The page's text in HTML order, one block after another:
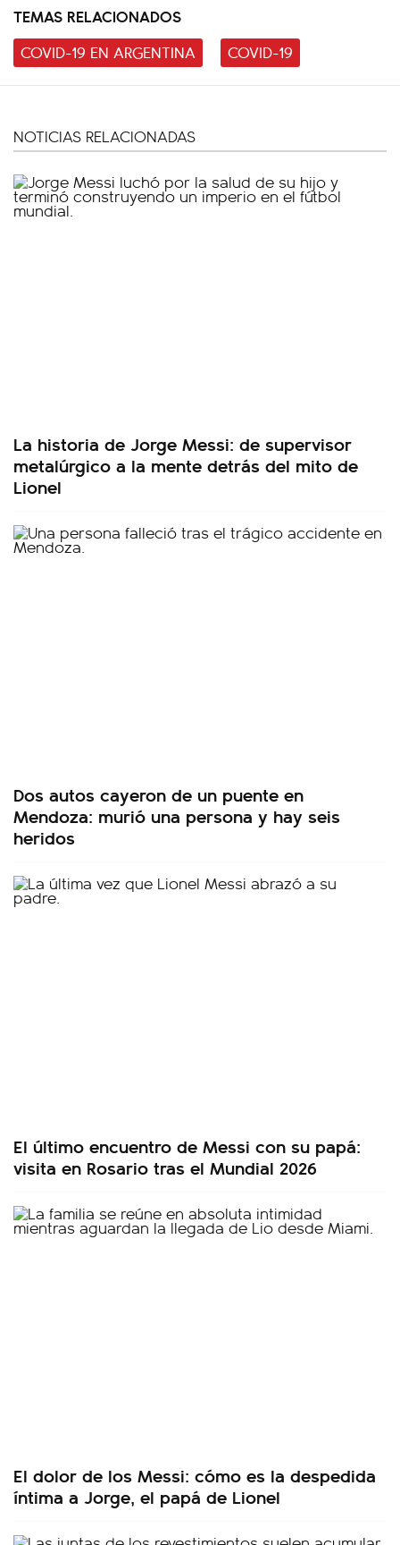
TEMAS RELACIONADOS
COVID-19 EN ARGENTINA
COVID-19
NOTICIAS RELACIONADAS
La historia de Jorge Messi: de supervisor
metalúrgico a la mente detrás del mito de
Lionel
Dos autos cayeron de un puente en
Mendoza: murió una persona y hay seis
heridos
El último encuentro de Messi con su papá:
visita en Rosario tras el Mundial 2026
El dolor de los Messi: cómo es la despedida
íntima a Jorge, el papá de Lionel